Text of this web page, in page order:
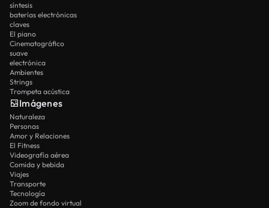
síntesis
baterías electrónicas
claves
El piano
Cinematográfico
suave
electrónica
Ambientes
Strings
Trompeta acústica
Imágenes
Naturaleza
Personas
Amor y Relaciones
El Fitness
Videografía aérea
Comida y bebida
Viajes
Transporte
Tecnología
Zoom de fondo virtual